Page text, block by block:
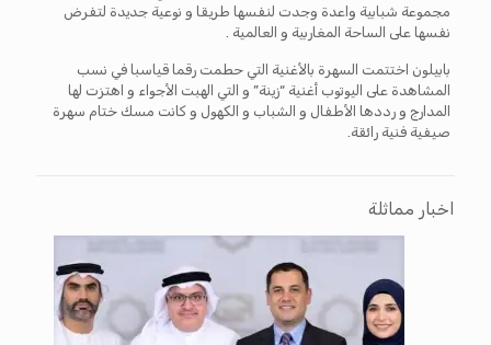
مجموعة شبابية واعدة وجدت لنفسها طريقا و نوعية جديدة لتفرض
نفسها على الساحة المغاربية و العالمية .
بابيلون اختتمت السهرة بالأغنية التي حطمت رقما قياسبا في نسب
المشاهدة على اليوتوب أغنية “زينة” و التي الهبت الأجواء و اهتزت لها
المدارج و رددها الأطفال و الشباب و الكهول و كانت مسك ختام سهرة
صيفية فنية رائقة.
اخبار مماثلة